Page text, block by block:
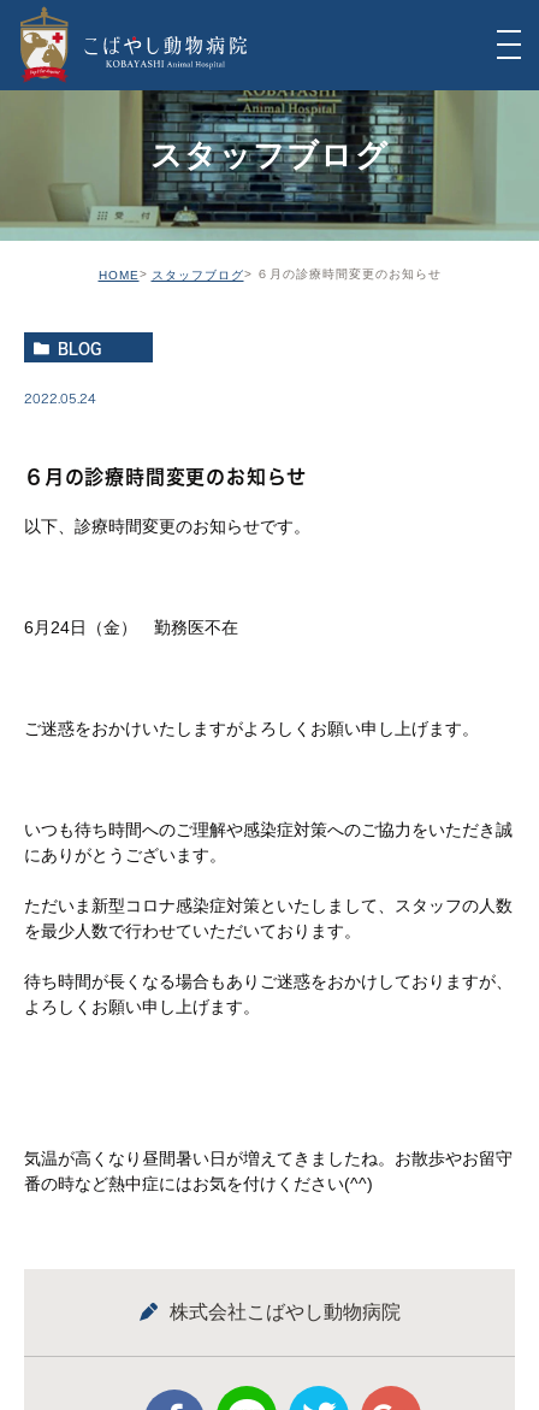
スタッフブログ
HOME スタッフブログ ６月の診療時間変更のお知らせ
BLOG
2022.05.24
６月の診療時間変更のお知らせ
以下、診療時間変更のお知らせです。
6月24日（金） 勤務医不在
ご迷惑をおかけいたしますがよろしくお願い申し上げます。
いつも待ち時間へのご理解や感染症対策へのご協力をいただき誠
にありがとうございます。
ただいま新型コロナ感染症対策といたしまして、スタッフの人数
を最少人数で行わせていただいております。
待ち時間が長くなる場合もありご迷惑をおかけしておりますが、
よろしくお願い申し上げます。
気温が高くなり昼間暑い日が増えてきましたね。お散歩やお留守
番の時など熱中症にはお気を付けください(^^)
株式会社こばやし動物病院